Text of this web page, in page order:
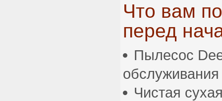
Что вам
перед
Пылесос
обслуживания
Чистая